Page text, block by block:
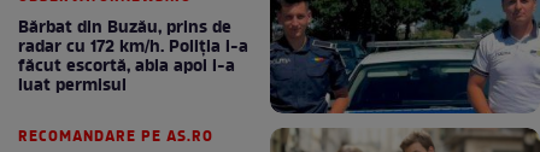
Bărbat din Buzău, prins de
radar cu 172 km/h. Poliţia i-a
făcut escortă, abia apoi i-a
luat permisul
RECOMANDARE PE AS.RO